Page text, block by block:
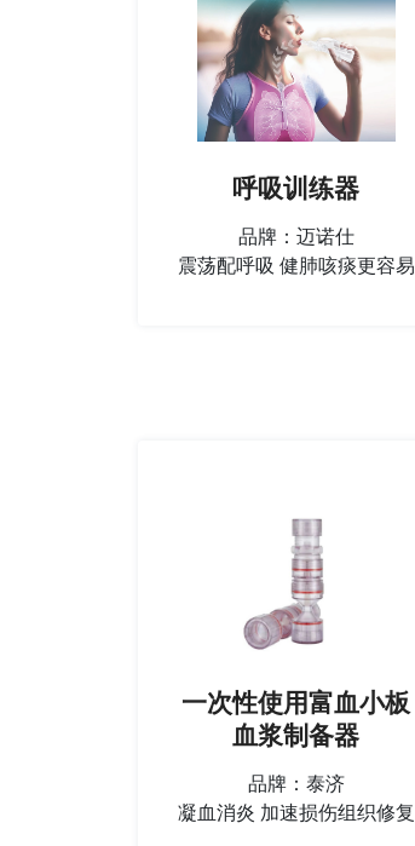
呼吸训练器
品牌：迈诺仕
震荡配呼吸 健肺咳痰更容易
一次性使用富血小板
血浆制备器
品牌：泰济
凝血消炎 加速损伤组织修复